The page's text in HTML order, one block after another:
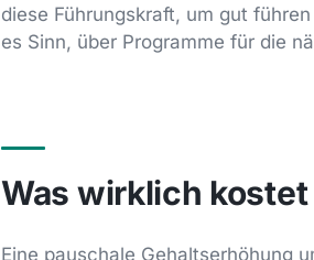
diese Führungskraft, um gut
es Sinn, über Programme für die
Was wirklich
Eine pauschale Gehaltserhöhung